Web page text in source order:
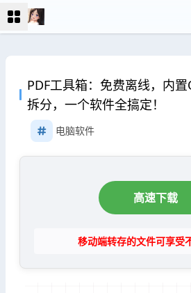
PDF工具箱：免费离线，内
拆分，一个软件全搞定！
电脑软件
高速下载
移动端转存的文件可享受